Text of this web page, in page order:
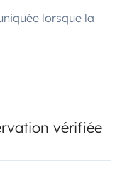
lorsque la
vérifiée